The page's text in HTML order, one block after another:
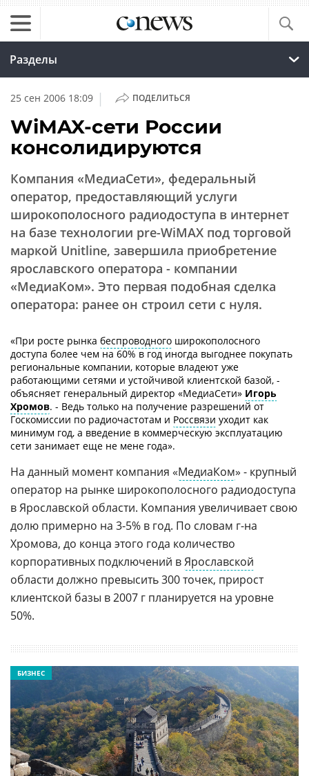
Разделы
25 сен 2006 18:09 | ПОДЕЛИТЬСЯ
WiMAX-сети России
консолидируются
Компания «МедиаСети», федеральный
оператор, предоставляющий услуги
широкополосного радиодоступа в интернет
на базе технологии pre-WiMAX под торговой
маркой Unitline, завершила приобретение
ярославского оператора - компании
«МедиаКом». Это первая подобная сделка
оператора: ранее он строил сети с нуля.
«При росте рынка беспроводного широкополосного
доступа более чем на 60% в год иногда выгоднее покупать
региональные компании, которые владеют уже
работающими сетями и устойчивой клиентской базой, -
объясняет генеральный директор «МедиаСети» Игорь
Хромов. - Ведь только на получение разрешений от
Госкомиссии по радиочастотам и Россвязи уходит как
минимум год, а введение в коммерческую эксплуатацию
сети занимает еще не мене года».
На данный момент компания «МедиаКом» - крупный
оператор на рынке широкополосного радиодоступа
в Ярославской области. Компания увеличивает свою
долю примерно на 3-5% в год. По словам г-на
Хромова, до конца этого года количество
корпоративных подключений вЯрославской
области должно превысить 300 точек, прирост
клиентской базы в 2007 г планируется на уровне
50%.
БИЗНЕС